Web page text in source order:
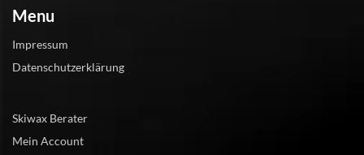
Menu
Impressum
Datenschutzerklärung
Skiwax Berater
Mein Account